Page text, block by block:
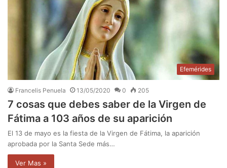
Efemérides
Francelis Penuela 13/05/2020 0 205
7 cosas que debes saber de la Virgen de
Fátima a 103 años de su aparición
El 13 de mayo es la fiesta de la Virgen de Fátima, la aparición
aprobada por la Santa Sede más…
Ver Mas »